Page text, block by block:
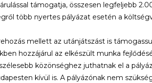
támogatja, összesen legfeljebb
több nyertes pályázat esetén a
mellett az utánjátszást is
hozzájárul az elkészült munka
közönséghez juthatnak el a
kívül is. A pályázónak nem